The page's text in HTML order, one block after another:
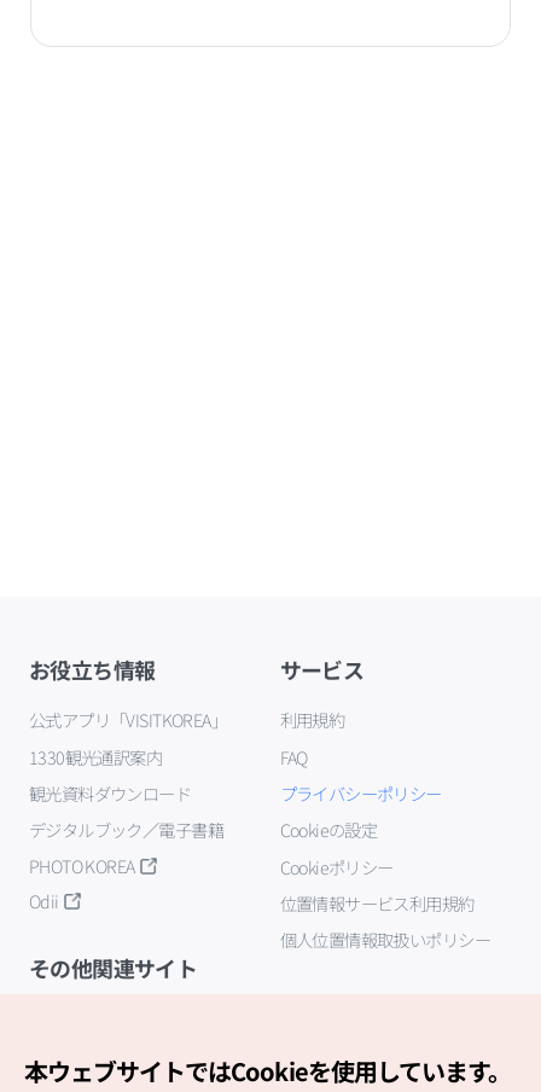
お役立ち情報
公式アプリ「VISITKOREA」
1330観光通訳案内
観光資料ダウンロード
デジタルブック／電子書籍
PHOTO KOREA
Odii
サービス
利用規約
FAQ
プライバシーポリシー
Cookieの設定
Cookieポリシー
位置情報サービス利用規約
個人位置情報取扱いポリシー
その他関連サイト
本ウェブサイトではCookieを使用しています。